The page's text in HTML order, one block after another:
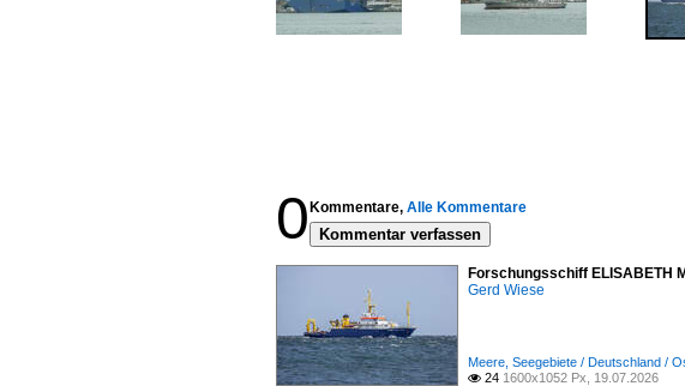
0 Kommentare, Alle Kommentare
Kommentar verfassen
Forschungsschiff ELISABETH
Gerd Wiese
Meere, Seegebiete / Deutschland /
 24 1600x1052 Px, 19.07.2026